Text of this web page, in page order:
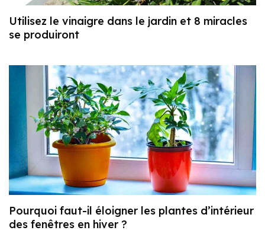
Utilisez le vinaigre dans le jardin et 8 miracles
se produiront
Pourquoi faut-il éloigner les plantes d’intérieur
des fenêtres en hiver ?